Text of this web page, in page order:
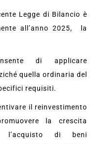
Legge di Bilancio è
all’anno 2025, la
di applicare
quella ordinaria del
requisiti.
il reinvestimento
la crescita
l’acquisto di beni